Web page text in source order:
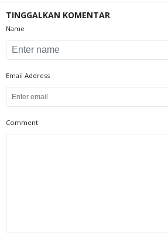
TINGGALKAN KOMENTAR
Name
Email Address
Comment